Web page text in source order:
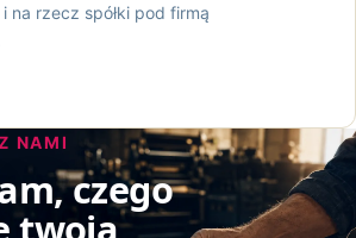
i na rzecz spółki pod firmą
NAMI
czego